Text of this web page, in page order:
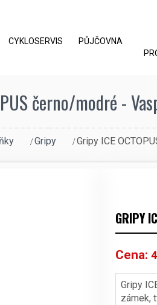
CYKLOSERVIS PŮJČOVNA
černo/modré -
Gripy Gripy ICE
GRIPY
Cena:
Gripy
zámek,